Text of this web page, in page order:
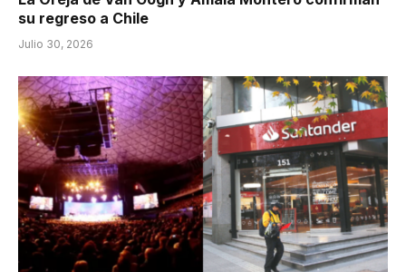
su regreso a Chile
Julio 30, 2026